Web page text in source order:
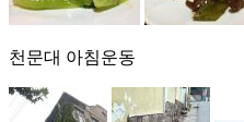
천문대 아침운동